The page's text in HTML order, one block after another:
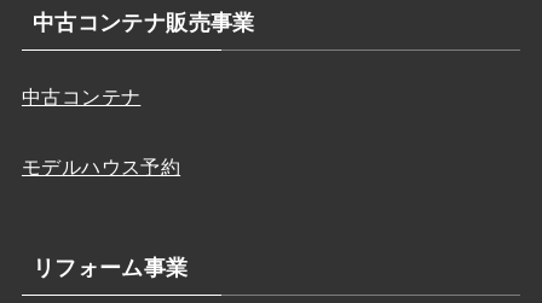
中古コンテナ販売事業
中古コンテナ
モデルハウス予約
リフォーム事業